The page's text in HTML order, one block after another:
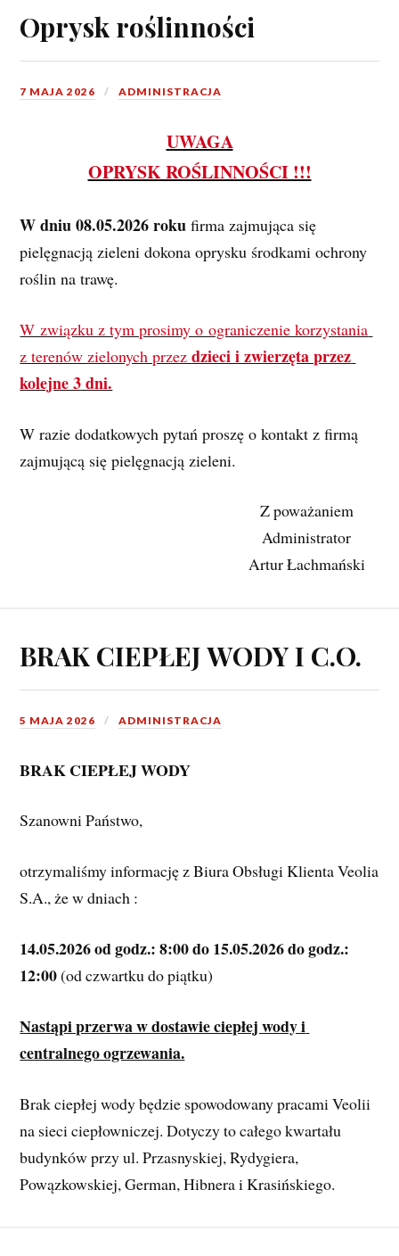
Oprysk roślinności
7 MAJA 2026 ADMINISTRACJA
UWAGA
OPRYSK ROŚLINNOŚCI !!!
W dniu 08.05.2026 roku firma zajmująca się
pielęgnacją zieleni dokona oprysku środkami ochrony
roślin na trawę.
W związku z tym prosimy o ograniczenie korzystania
z terenów zielonych przez dzieci i zwierzęta przez
kolejne 3 dni.
W razie dodatkowych pytań proszę o kontakt z firmą
zajmującą się pielęgnacją zieleni.
Z poważaniem
Administrator
Artur Łachmański
BRAK CIEPŁEJ WODY I C.O.
5 MAJA 2026 ADMINISTRACJA
BRAK CIEPŁEJ WODY
Szanowni Państwo,
otrzymaliśmy informację z Biura Obsługi Klienta Veolia
S.A., że w dniach :
14.05.2026 od godz.: 8:00 do 15.05.2026 do godz.:
12:00 (od czwartku do piątku)
Nastąpi przerwa w dostawie ciepłej wody i
centralnego ogrzewania.
Brak ciepłej wody będzie spowodowany pracami Veolii
na sieci ciepłowniczej. Dotyczy to całego kwartału
budynków przy ul. Przasnyskiej, Rydygiera,
Powązkowskiej, German, Hibnera i Krasińskiego.